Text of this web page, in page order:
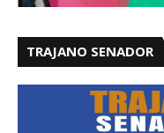
TRAJANO SENADOR